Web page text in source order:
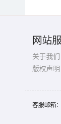
网站
关于我们
版权声明
客服邮箱：